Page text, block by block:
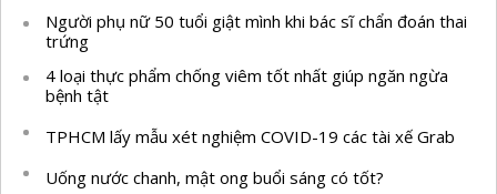
Người phụ nữ 50 tuổi giật mình khi bác sĩ chẩn đoán thai
trứng
4 loại thực phẩm chống viêm tốt nhất giúp ngăn ngừa
bệnh tật
TPHCM lấy mẫu xét nghiệm COVID-19 các tài xế Grab
Uống nước chanh, mật ong buổi sáng có tốt?